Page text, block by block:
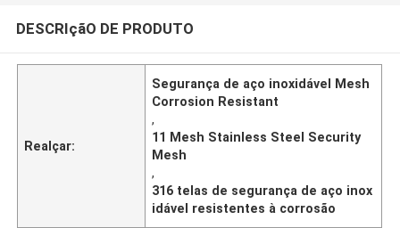
DESCRIçãO DE PRODUTO
Realçar:
Segurança de aço inoxidável Mesh
Corrosion Resistant
,
11 Mesh Stainless Steel Security
Mesh
,
316 telas de segurança de aço inox
idável resistentes à corrosão